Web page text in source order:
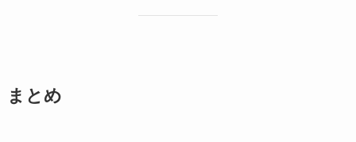
まとめ